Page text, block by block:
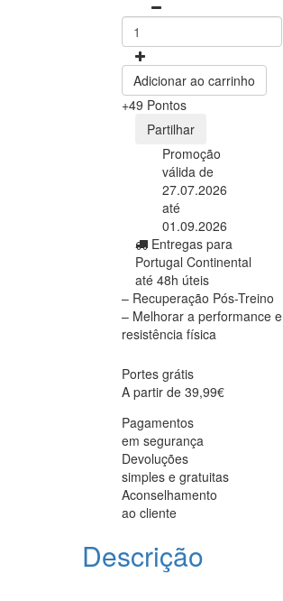
Adicionar ao carrinho
+49 Pontos
Partilhar
Promoção
válida de
27.07.2026
até
01.09.2026
Entregas para
Portugal Continental
até 48h úteis
– Recuperação Pós-Treino
– Melhorar a performance e
resistência física
Portes grátis
A partir de 39,99€
Pagamentos
em segurança
Devoluções
simples e gratuitas
Aconselhamento
ao cliente
Descrição